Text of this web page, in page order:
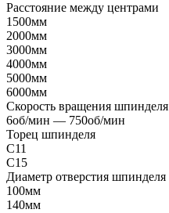
Расстояние между центрами
1500мм
2000мм
3000мм
4000мм
5000мм
6000мм
Скорость вращения шпинделя
6об/мин — 750об/мин
Торец шпинделя
С11
C15
Диаметр отверстия шпинделя
100мм
140мм